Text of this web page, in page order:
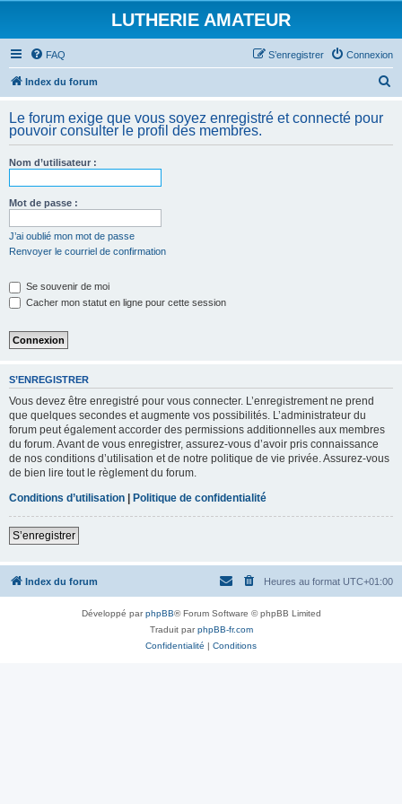
LUTHERIE AMATEUR
FAQ Connexion
S’enregistrer
Index du forum
h
Le forum exige que vous soyez enregistré et connecté pour
pouvoir consulter le profil des membres.
Nom d’utilisateur :
Mot de passe :
J’ai oublié mon mot de passe
Renvoyer le courriel de confirmation
Se souvenir de moi
Cacher mon statut en ligne pour cette session
S’ENREGISTRER
Vous devez être enregistré pour vous connecter. L’enregistrement ne prend
que quelques secondes et augmente vos possibilités. L’administrateur du
forum peut également accorder des permissions additionnelles aux membres
du forum. Avant de vous enregistrer, assurez-vous d’avoir pris connaissance
de nos conditions d’utilisation et de notre politique de vie privée. Assurez-vous
de bien lire tout le règlement du forum.
Conditions d’utilisation | Politique de confidentialité
S’enregistrer
Index du forum Heures au format UTC+01:00
Développé parphpBB® Forum Software © phpBB Limited
Traduit parphpBB-fr.com
Confidentialité | Conditions